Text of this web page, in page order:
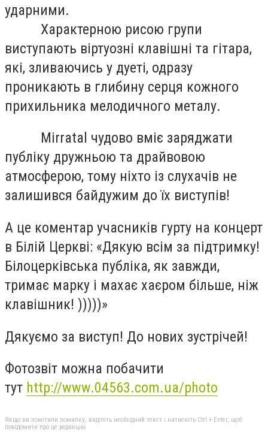
ударними.
Характерною рисою групи
виступають віртуозні клавішні та гітара,
які, зливаючись у дуеті, одразу
проникають в глибину серця кожного
прихильника мелодичного металу.
Mirratal чудово вміє заряджати
публіку дружньою та драйвовою
атмосферою, тому ніхто із слухачів не
залишився байдужим до їх виступів!
А це коментар учасників гурту на концерт
в Білій Церкві: «Дякую всім за підтримку!
Білоцерківська публіка, як завжди,
тримає марку і махає хаєром більше, ніж
клавішник! )))))»
Дякуємо за виступ! До нових зустрічей!
Фотозвіт можна побачити
тут http://www.04563.com.ua/photo
Якщо ви помітили помилку, виділіть необхідний текст і натисніть Ctrl + Enter, щоб
повідомити про це редакцію